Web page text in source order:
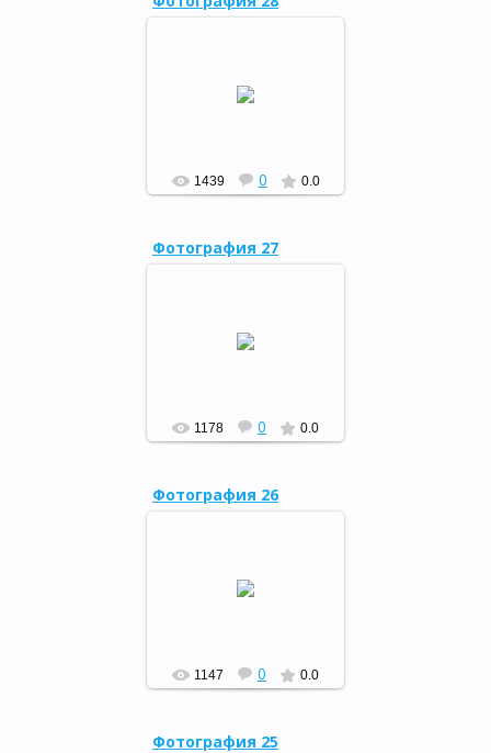
24.04.15
1439 0 0.0
Фотография 27
Праздник книжки, 10.04.15
РФ
1178 0 0.0
Фотография 26
Праздник книжки, 10.04.15
РФ
1147 0 0.0
Фотография 25